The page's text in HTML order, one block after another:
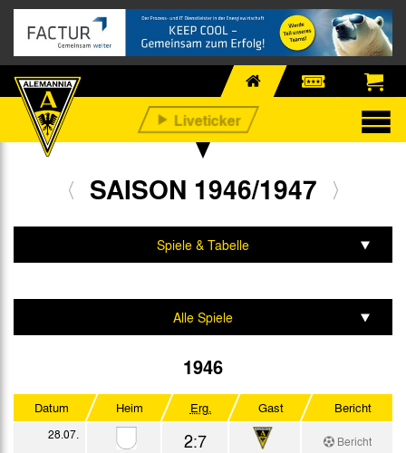
SAISON 1946/1947
Spiele & Tabelle
Alle Spiele
Qual. brit. Zonenmeisterschaft
1946
Datum Heim Erg. Gast Bericht
28.07. 2:7
Bericht